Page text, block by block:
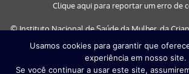
Clique aqui para reportar um erro de
© Instituto Nacional de Saúde da Mulher, da
Este site será melhor visualizado nos
Usamos cookies para garantir que
experiência em nosso site.
Se você continuar a usar este site,